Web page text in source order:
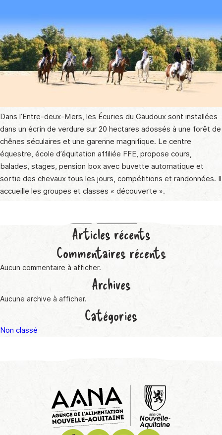
Dans l’Entre-deux-Mers, les Écuries du Gaudoux sont installées
dans un écrin de verdure sur 20 hectares adossés à une forêt de
chênes séculaires et une garenne magnifique. Le centre
équestre, école d’équitation affiliée FFE, propose cours,
balades, stages, pension box avec buvette automatique et
sortie des chevaux tous les jours, compétitions et randonnées. Il
accueille les groupes et classes « découverte ».
Articles récents
Commentaires récents
Aucun commentaire à afficher.
Archives
Aucune archive à afficher.
Catégories
Non classé